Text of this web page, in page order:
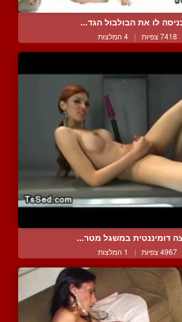
לו את הבולבול הגד...
7418 צפיות | 4 המלצות
דומיננטית במשגל מטר...
4967 צפיות | 1 המלצות